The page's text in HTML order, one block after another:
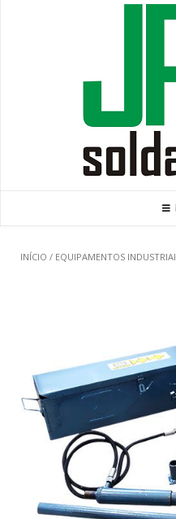
INÍCIO / EQUIPAMENTOS